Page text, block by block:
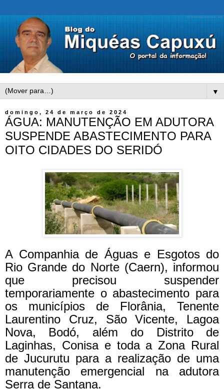
▼
domingo, 24 de março de 2024
ÁGUA: MANUTENÇÃO EM ADUTORA
SUSPENDE ABASTECIMENTO PARA
OITO CIDADES DO SERIDÓ
A Companhia de Águas e Esgotos do
Rio Grande do Norte (Caern), informou
que precisou suspender
temporariamente o abastecimento para
os municípios de Florânia, Tenente
Laurentino Cruz, São Vicente, Lagoa
Nova, Bodó, além do Distrito de
Laginhas, Conisa e toda a Zona Rural
de Jucurutu para a realização de uma
manutenção emergencial na adutora
Serra de Santana.